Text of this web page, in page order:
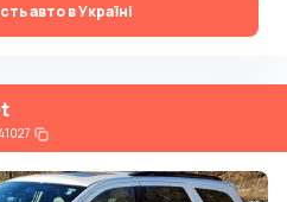
авто в Україні